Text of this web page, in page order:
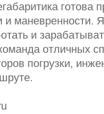
готова
маневренности.
и
отличных
погрузки,